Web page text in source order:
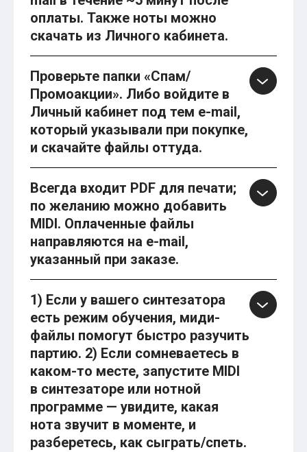
оплаты. Также ноты можно
скачать из Личного кабинета.
Проверьте папки «Спам/
Промоакции». Либо войдите в
Личный кабинет под тем e-mail,
который указывали при покупке,
и скачайте файлы оттуда.
Всегда входит PDF для печати;
по желанию можно добавить
MIDI. Оплаченные файлы
направляются на e-mail,
указанный при заказе.
1) Если у вашего синтезатора
есть режим обучения, миди-
файлы помогут быстро разучить
партию. 2) Если сомневаетесь в
каком-то месте, запустите MIDI
в синтезаторе или нотной
программе — увидите, какая
нота звучит в моменте, и
разберетесь, как сыграть/спеть.